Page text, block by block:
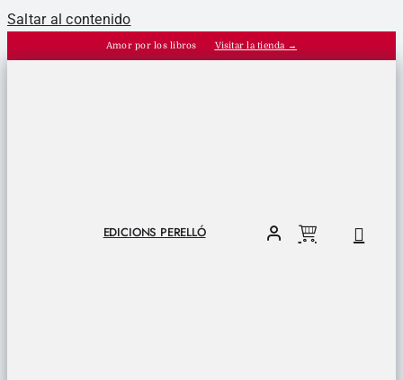
Saltar al contenido
Amor por los libros Visitar la tienda →
EDICIONS PERELLÓ